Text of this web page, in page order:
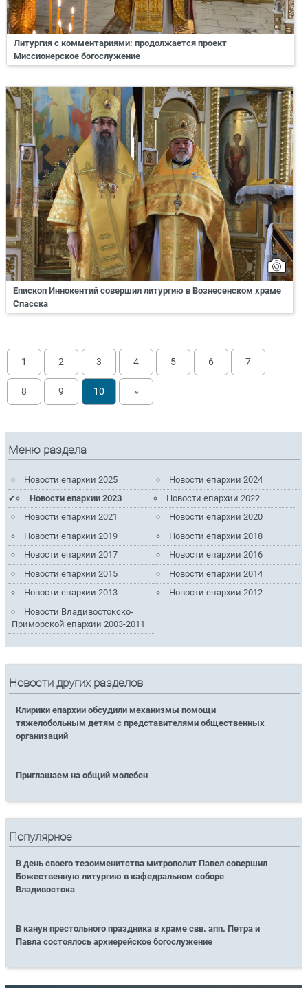
Литургия с комментариями: продолжается проект
Миссионерское богослужение
Епископ Иннокентий совершил литургию в Вознесенском храме
Спасска
1 2 3 4 5 6 7
8 9 10 »
Меню раздела
Новости епархии 2025
Новости епархии 2024
Новости епархии 2023
Новости епархии 2022
Новости епархии 2021
Новости епархии 2020
Новости епархии 2019
Новости епархии 2018
Новости епархии 2017
Новости епархии 2016
Новости епархии 2015
Новости епархии 2014
Новости епархии 2013
Новости епархии 2012
Новости Владивостокско-
Приморской епархии 2003-2011
Новости других разделов
Клирики епархии обсудили механизмы помощи
тяжелобольным детям с представителями общественных
организаций
Приглашаем на общий молебен
Популярное
В день своего тезоименитства митрополит Павел совершил
Божественную литургию в кафедральном соборе
Владивостока
В канун престольного праздника в храме свв. апп. Петра и
Павла состоялось архиерейское богослужение